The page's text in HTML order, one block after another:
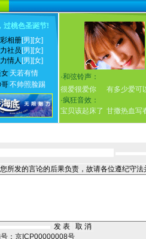
过桃色圣诞节!
相册[男] [女]
社员 [男] [女]
情人 [男] [女]
天若有情
哥不帅照脸踢
·和弦铃声：
很爱很爱你
有多少爱可
·疯狂音效：
宝贝该起床了 甘撒热血写
所发的言论的后果负责，故请各位遵纪守
：京ICP00000008号